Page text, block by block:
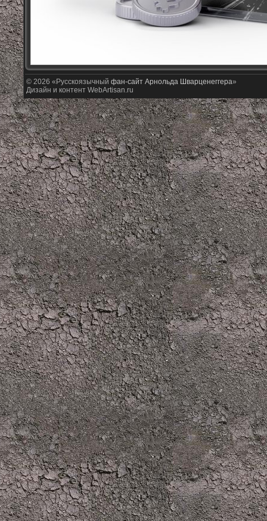
© 2026 «Русскоязычный фан-сайт Арнольда Шварценеггера»
Дизайн и контент WebArtisan.ru